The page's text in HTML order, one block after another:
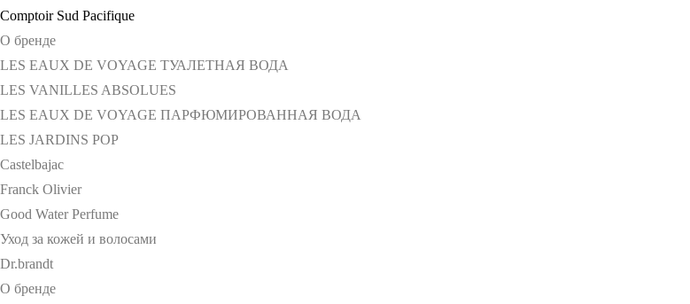
Comptoir Sud Pacifique
О бренде
LES EAUX DE VOYAGE ТУАЛЕТНАЯ ВОДА
LES VANILLES ABSOLUES
LES EAUX DE VOYAGE ПАРФЮМИРОВАННАЯ ВОДА
LES JARDINS POP
Castelbajac
Franck Olivier
Good Water Perfume
Уход за кожей и волосами
Dr.brandt
О бренде